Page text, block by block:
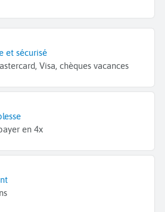
et sécurisé
Visa, chèques vacances
en 4x